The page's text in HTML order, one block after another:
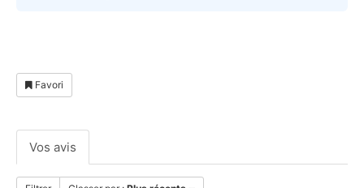
Favori
Vos avis